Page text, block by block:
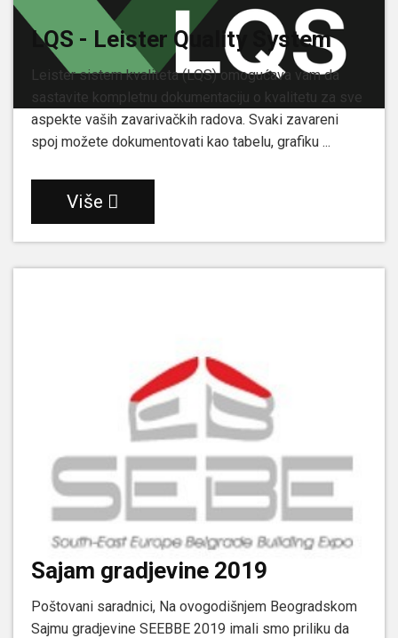
LQS - Leister Quality System
Leister sistem kvaliteta (LQS) omogućava vam da
sastavite kompletnu dokumentaciju o kvalitetu za sve
aspekte vaših zavarivačkih radova. Svaki zavareni
spoj možete dokumentovati kao tabelu, grafiku ...
Više
Sajam gradjevine 2019
Poštovani saradnici, Na ovogodišnjem Beogradskom
Sajmu gradjevine SEEBBE 2019 imali smo priliku da